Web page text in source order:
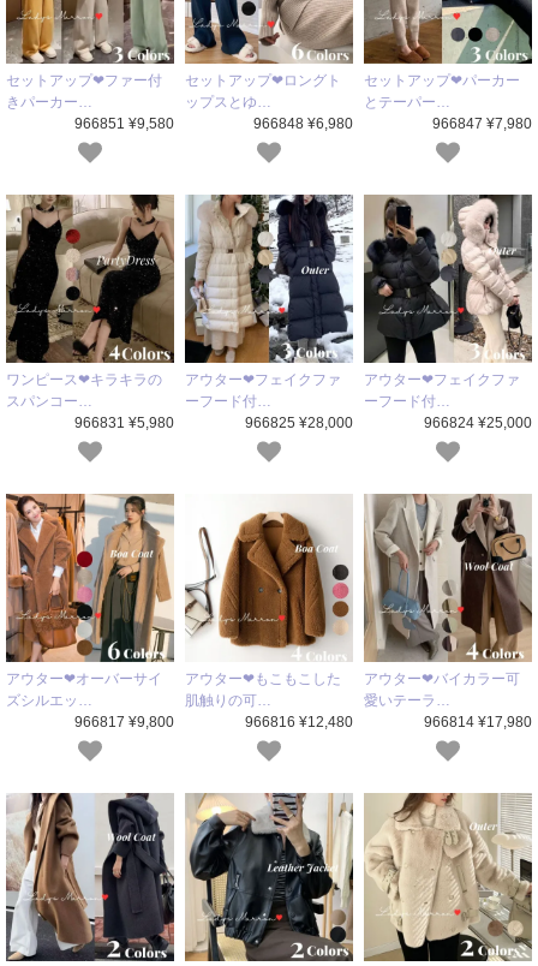
セットアップ❤ファー付
きパーカー…
966851 ¥9,580
セットアップ❤ロングト
ップスとゆ…
966848 ¥6,980
セットアップ❤パーカー
とテーパー…
966847 ¥7,980
ワンピース❤キラキラの
スパンコー…
966831 ¥5,980
アウター❤フェイクファ
ーフード付…
966825 ¥28,000
アウター❤フェイクファ
ーフード付…
966824 ¥25,000
アウター❤オーバーサイ
ズシルエッ…
966817 ¥9,800
アウター❤もこもこした
肌触りの可…
966816 ¥12,480
アウター❤バイカラー可
愛いテーラ…
966814 ¥17,980